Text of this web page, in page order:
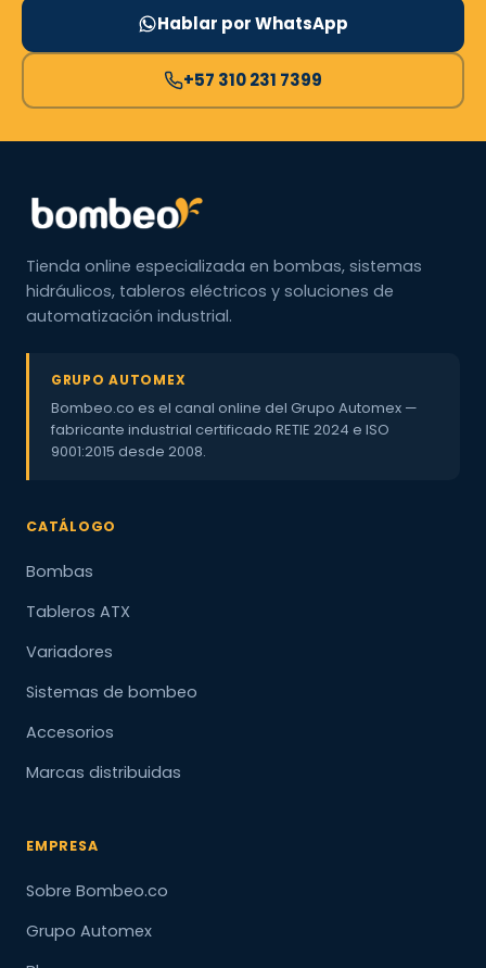
Hablar por WhatsApp
+57 310 231 7399
Tienda online especializada en bombas, sistemas
hidráulicos, tableros eléctricos y soluciones de
automatización industrial.
GRUPO AUTOMEX
Bombeo.co es el canal online del Grupo Automex —
fabricante industrial certificado RETIE 2024 e ISO
9001:2015 desde 2008.
CATÁLOGO
Bombas
Tableros ATX
Variadores
Sistemas de bombeo
Accesorios
Marcas distribuidas
EMPRESA
Sobre Bombeo.co
Grupo Automex